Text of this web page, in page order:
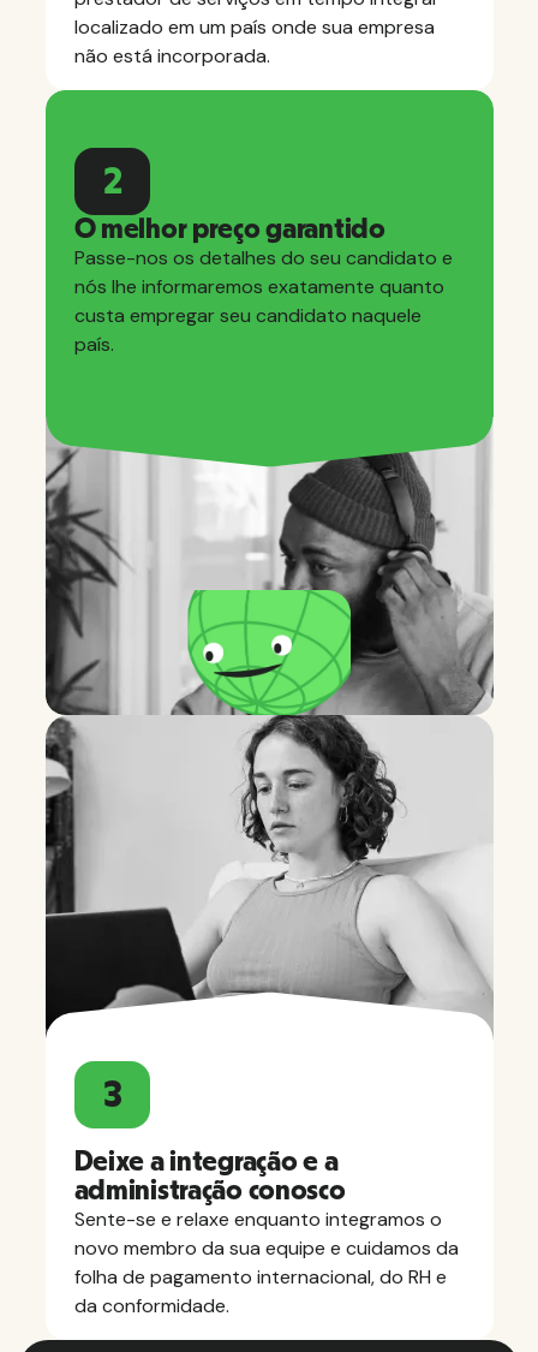
localizado em um país onde sua empresa
não está incorporada.
2
O melhor preço garantido
Passe-nos os detalhes do seu candidato e
nós lhe informaremos exatamente quanto
custa empregar seu candidato naquele
país.
3
Deixe a integração e a
administração conosco
Sente-se e relaxe enquanto integramos o
novo membro da sua equipe e cuidamos da
folha de pagamento internacional, do RH e
da conformidade.